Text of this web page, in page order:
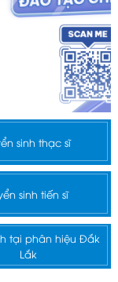
sinh thạc sĩ
sinh tiến sĩ
tại phân hiệu Đắk
Lắk